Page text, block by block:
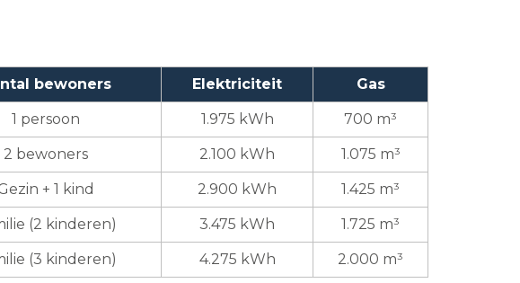
bewoners Elektriciteit Gas
1 persoon 1.975 kWh 700 m³
2 bewoners 2.100 kWh 1.075 m³
+ 1 kind 2.900 kWh 1.425 m³
(2 kinderen) 3.475 kWh 1.725 m³
(3 kinderen) 4.275 kWh 2.000 m³